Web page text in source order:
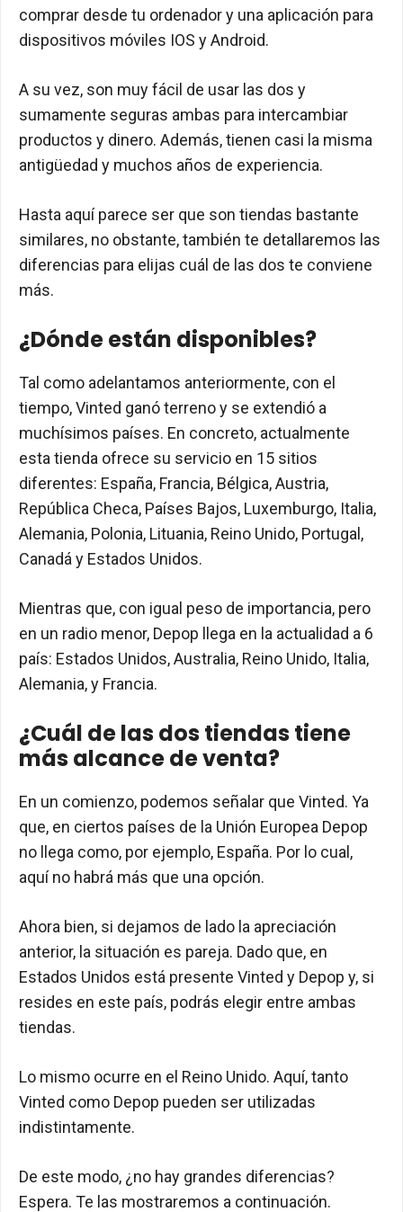
comprar desde tu ordenador y una aplicación para
dispositivos móviles IOS y Android.
A su vez, son muy fácil de usar las dos y
sumamente seguras ambas para intercambiar
productos y dinero. Además, tienen casi la misma
antigüedad y muchos años de experiencia.
Hasta aquí parece ser que son tiendas bastante
similares, no obstante, también te detallaremos las
diferencias para elijas cuál de las dos te conviene
más.
¿Dónde están disponibles?
Tal como adelantamos anteriormente, con el
tiempo, Vinted ganó terreno y se extendió a
muchísimos países. En concreto, actualmente
esta tienda ofrece su servicio en 15 sitios
diferentes: España, Francia, Bélgica, Austria,
República Checa, Países Bajos, Luxemburgo, Italia,
Alemania, Polonia, Lituania, Reino Unido, Portugal,
Canadá y Estados Unidos.
Mientras que, con igual peso de importancia, pero
en un radio menor, Depop llega en la actualidad a 6
país: Estados Unidos, Australia, Reino Unido, Italia,
Alemania, y Francia.
¿Cuál de las dos tiendas tiene
más alcance de venta?
En un comienzo, podemos señalar que Vinted. Ya
que, en ciertos países de la Unión Europea Depop
no llega como, por ejemplo, España. Por lo cual,
aquí no habrá más que una opción.
Ahora bien, si dejamos de lado la apreciación
anterior, la situación es pareja. Dado que, en
Estados Unidos está presente Vinted y Depop y, si
resides en este país, podrás elegir entre ambas
tiendas.
Lo mismo ocurre en el Reino Unido. Aquí, tanto
Vinted como Depop pueden ser utilizadas
indistintamente.
De este modo, ¿no hay grandes diferencias?
Espera. Te las mostraremos a continuación.